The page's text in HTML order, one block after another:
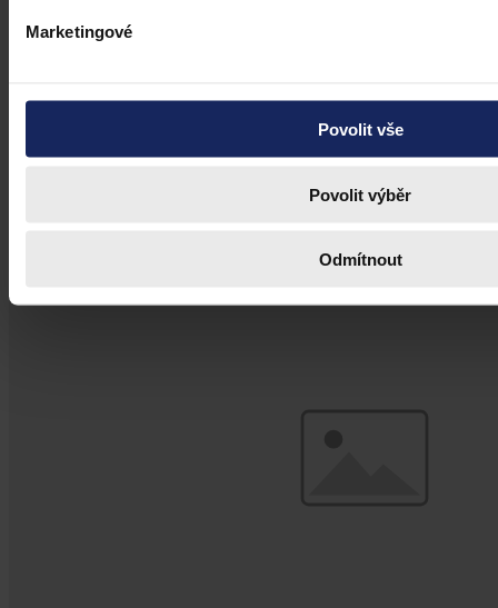
Marketingové
Povolit vše
Povolit výběr
Odmítnout
Reforma přestupkového práva - základní
znamenat poměrně zásadní zlom v oblasti veřejného práva,
konkrétně přestupkového. V současné době je totiž v Senátui
současnou nevyhovující právní úpravu, jež přetrvává od roku 1990.